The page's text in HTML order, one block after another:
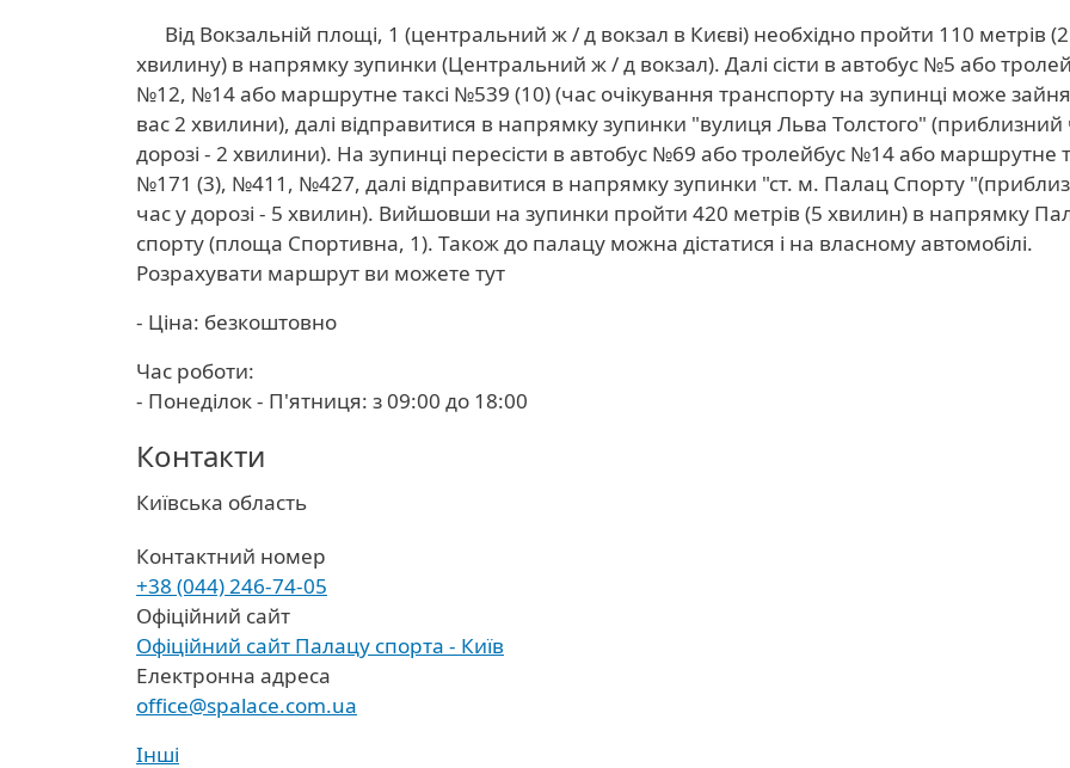
Від Вокзальній площі, 1 (центральний ж / д вокзал в Києві) необхідно пройти 110 метрів (2
хвилину) в напрямку зупинки (Центральний ж / д вокзал). Далі сісти в автобус №5 або
№12, №14 або маршрутне таксі №539 (10) (час очікування транспорту на зупинці може
вас 2 хвилини), далі відправитися в напрямку зупинки "вулиця Льва Толстого" (приблизний
дорозі - 2 хвилини). На зупинці пересісти в автобус №69 або тролейбус №14 або маршрутне
№171 (3), №411, №427, далі відправитися в напрямку зупинки "ст. м. Палац Спорту
час у дорозі - 5 хвилин). Вийшовши на зупинки пройти 420 метрів (5 хвилин) в напрямку
спорту (площа Спортивна, 1). Також до палацу можна дістатися і на власному автомобілі.
Розрахувати маршрут ви можете тут
- Ціна: безкоштовно
Час роботи:
- Понеділок - П'ятниця: з 09:00 до 18:00
Контакти
Область
Київська область
Контактний номер
+38 (044) 246-74-05
Офіційний сайт
Офіційний сайт Палацу спорта - Київ
Електронна адреса
office@spalace.com.ua
Інші